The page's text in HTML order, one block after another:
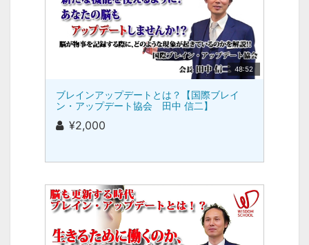
48:52
ブレインアップデートとは？【国際ブレイ
ン・アップデート協会 田中 信二】
¥2,000